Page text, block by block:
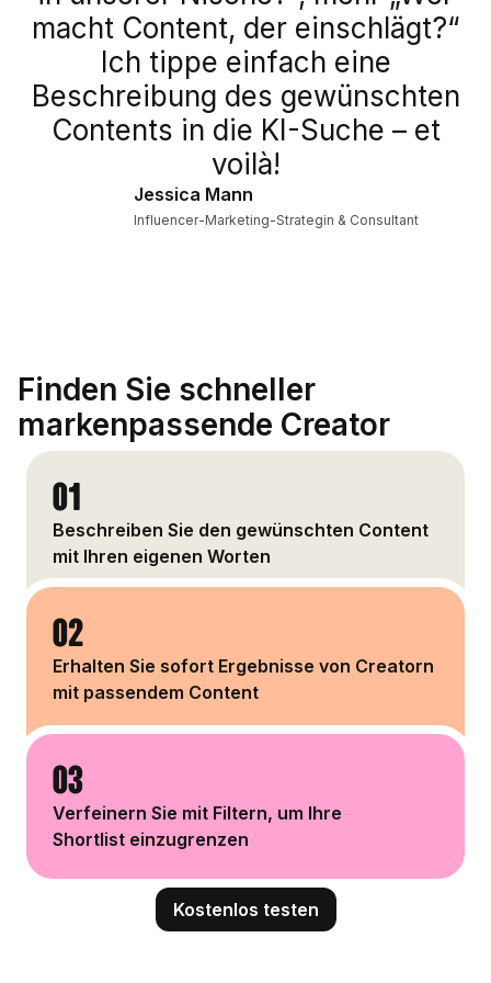
macht Content, der einschlägt?“
Ich tippe einfach eine
Beschreibung des gewünschten
Contents in die KI-Suche – et
voilà!
Jessica Mann
Influencer-Marketing-Strategin & Consultant
Finden Sie schneller
markenpassende Creator
01
Beschreiben Sie den gewünschten Content
mit Ihren eigenen Worten
02
Erhalten Sie sofort Ergebnisse von Creatorn
mit passendem Content
03
Verfeinern Sie mit Filtern, um Ihre
Shortlist einzugrenzen
Kostenlos testen